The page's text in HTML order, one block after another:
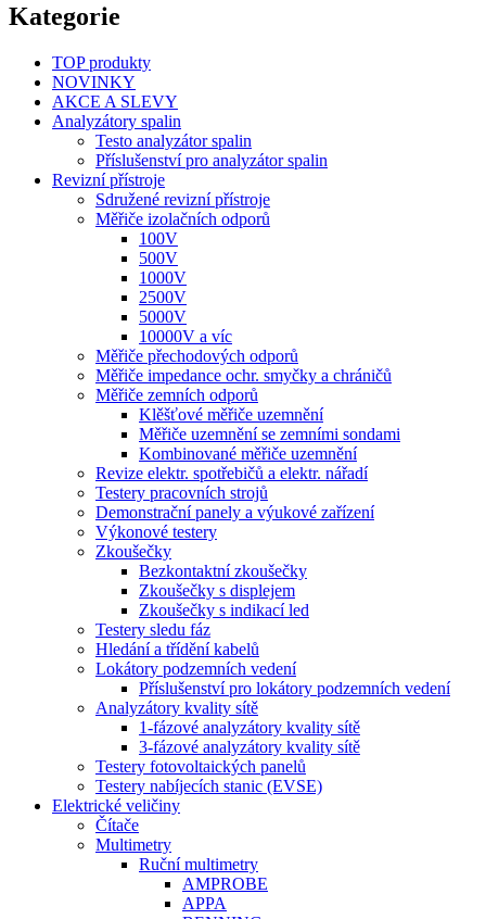
Kategorie
TOP produkty
NOVINKY
AKCE A SLEVY
Analyzátory spalin
Testo analyzátor spalin
Příslušenství pro analyzátor spalin
Revizní přístroje
Sdružené revizní přístroje
Měřiče izolačních odporů
100V
500V
1000V
2500V
5000V
10000V a víc
Měřiče přechodových odporů
Měřiče impedance ochr. smyčky a chráničů
Měřiče zemních odporů
Klěšťové měřiče uzemnění
Měřiče uzemnění se zemními sondami
Kombinované měřiče uzemnění
Revize elektr. spotřebičů a elektr. nářadí
Testery pracovních strojů
Demonstrační panely a výukové zařízení
Výkonové testery
Zkoušečky
Bezkontaktní zkoušečky
Zkoušečky s displejem
Zkoušečky s indikací led
Testery sledu fáz
Hledání a třídění kabelů
Lokátory podzemních vedení
Příslušenství pro lokátory podzemních vedení
Analyzátory kvality sítě
1-fázové analyzátory kvality sítě
3-fázové analyzátory kvality sítě
Testery fotovoltaických panelů
Testery nabíjecích stanic (EVSE)
Elektrické veličiny
Čítače
Multimetry
Ruční multimetry
AMPROBE
APPA